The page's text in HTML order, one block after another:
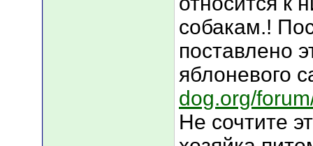
собакам.!
поставлено
яблоневого
dog.org/
Не сочтите